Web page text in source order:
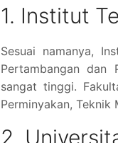
1. Institut
Sesuai namanya,
Pertambangan dan
sangat tinggi.
Perminyakan, Teknik
2.